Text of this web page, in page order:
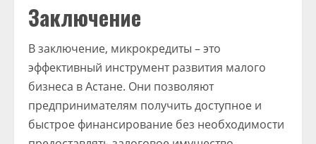
Заключение
В заключение, микрокредиты – это
эффективный инструмент развития малого
бизнеса в Астане. Они позволяют
предпринимателям получить доступное и
быстрое финансирование без необходимости